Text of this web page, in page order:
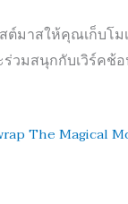
ต์มาสให้คุณเก็บโ
วมสนุกกับเวิร์คช้